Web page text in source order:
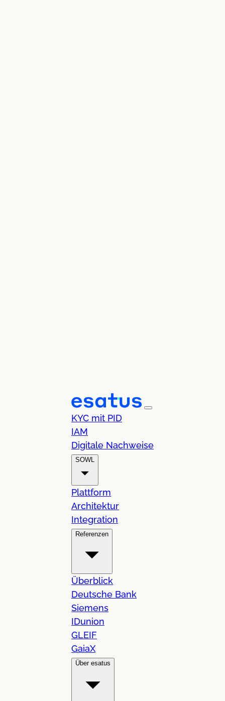
KYC mit PID
IAM
Digitale Nachweise
SOWL
Plattform
Architektur
Integration
Referenzen
Überblick
Deutsche Bank
Siemens
IDunion
GLEIF
GaiaX
Über esatus